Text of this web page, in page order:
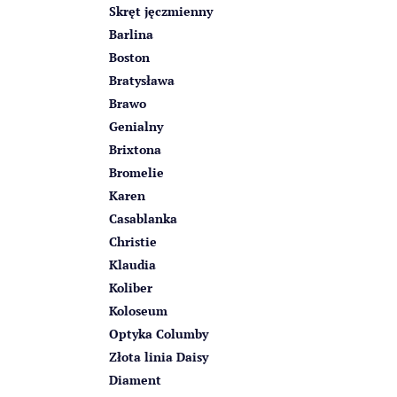
Skręt jęczmienny
Barlina
Boston
Bratysława
Brawo
Genialny
Brixtona
Bromelie
Karen
Casablanka
Christie
Klaudia
Koliber
Koloseum
Optyka Columby
Złota linia Daisy
Diament